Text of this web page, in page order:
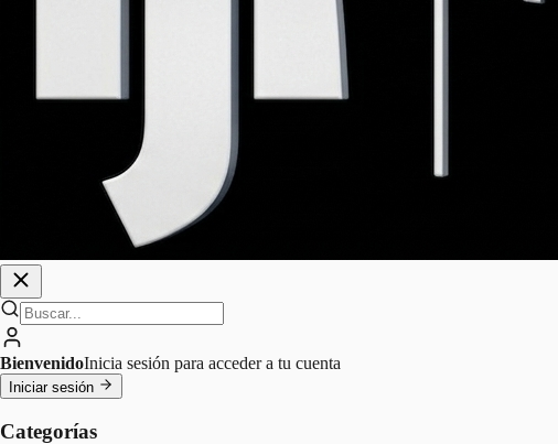
BienvenidoInicia sesión para acceder a tu cuenta
Iniciar sesión
Categorías